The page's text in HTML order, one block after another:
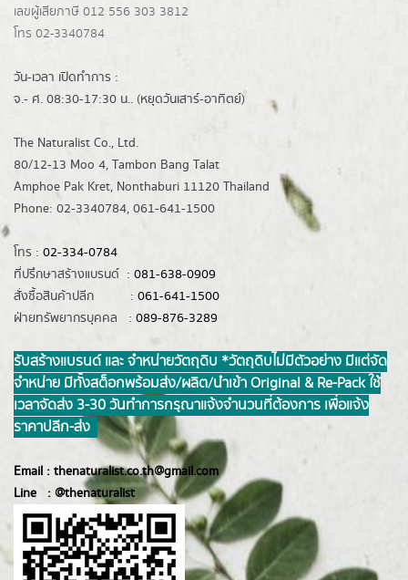
เลขผู้เสียภาษี 012 556 303 3812
โทร 02-3340784
วัน-เวลา เปิดทำการ :
จ.- ศ. 08:30-17:30 น.. (หยุดวันเสาร์-อาทิตย์)
The Naturalist Co., Ltd.
80/12-13 Moo 4, Tambon Bang Talat
Amphoe Pak Kret, Nonthaburi 11120 Thailand
Phone: 02-3340784, 061-641-1500
โทร : 02-334-0784
ที่ปรึกษาสร้างแบรนด์ : 081-638-0909
สั่งซื้อสินค้าปลีก : 061-641-1500
ฝ่ายทรัพยากรบุคคล : 089-876-3289
รับสร้างแบรนด์ และ จำหน่ายวัตถุดิบ *วัตถุดิบไม่มีตัวอย่าง มีแต่จัด
จำหน่าย มีทั้งสต็อกพร้อมส่ง/ผลิต/นำเข้า Original & Re-Pack ใช้
เวลาจัดส่ง 3-30 วันทำการ กรุณาแจ้งจำนวนที่ต้องการ เพื่อแจ้ง
ราคาปลีก-ส่ง
Email : thenaturalist.co.th@gmail.com
Line : @thenaturalist